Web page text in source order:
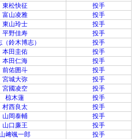
東松快征
投手
富山凌雅
投手
東山玲士
投手
平野佳寿
投手
（鈴木博志）
投手
本田圭佑
投手
本田仁海
投手
前佑囲斗
投手
宮城大弥
投手
宮國凌空
投手
椋木蓮
投手
村西良太
投手
山岡泰輔
投手
山口廉王
投手
山﨑颯一郎
投手